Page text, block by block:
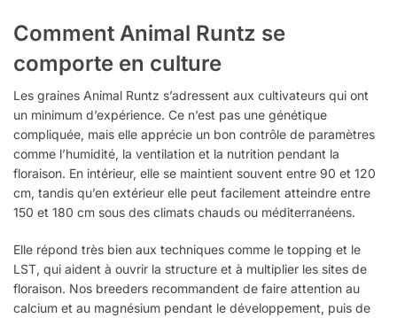
Comment Animal Runtz se
comporte en culture
Les graines Animal Runtz s’adressent aux cultivateurs qui ont
un minimum d’expérience. Ce n’est pas une génétique
compliquée, mais elle apprécie un bon contrôle de paramètres
comme l’humidité, la ventilation et la nutrition pendant la
floraison. En intérieur, elle se maintient souvent entre 90 et 120
cm, tandis qu’en extérieur elle peut facilement atteindre entre
150 et 180 cm sous des climats chauds ou méditerranéens.
Elle répond très bien aux techniques comme le topping et le
LST, qui aident à ouvrir la structure et à multiplier les sites de
floraison. Nos breeders recommandent de faire attention au
calcium et au magnésium pendant le développement, puis de